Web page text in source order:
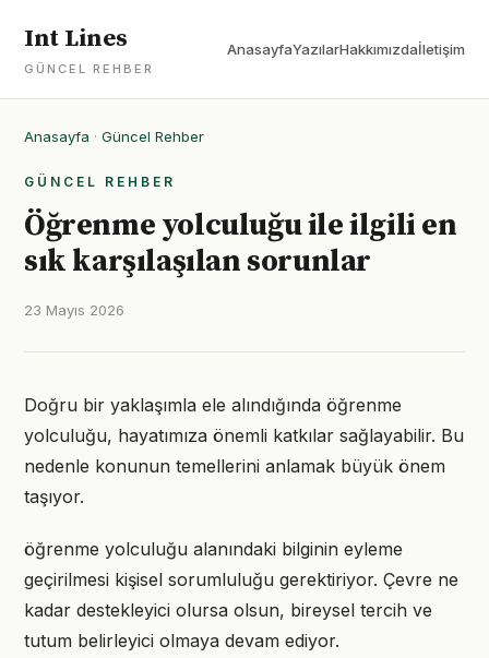
Int Lines
GÜNCEL REHBER
AnasayfaYazılarHakkımızdaİletişim
Anasayfa · Güncel Rehber
GÜNCEL REHBER
Öğrenme yolculuğu ile ilgili en
sık karşılaşılan sorunlar
23 Mayıs 2026
Doğru bir yaklaşımla ele alındığında öğrenme
yolculuğu, hayatımıza önemli katkılar sağlayabilir. Bu
nedenle konunun temellerini anlamak büyük önem
taşıyor.
öğrenme yolculuğu alanındaki bilginin eyleme
geçirilmesi kişisel sorumluluğu gerektiriyor. Çevre ne
kadar destekleyici olursa olsun, bireysel tercih ve
tutum belirleyici olmaya devam ediyor.